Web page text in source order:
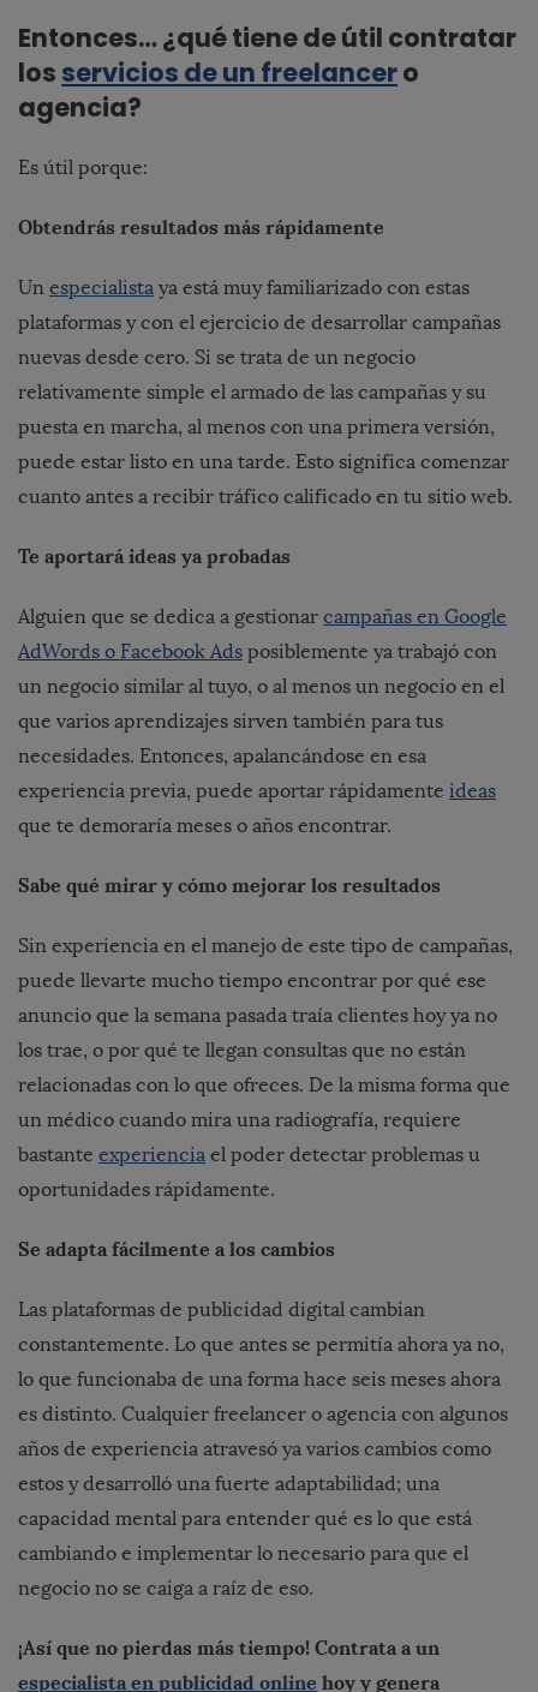
Entonces… ¿qué tiene de útil contratar
los servicios de un freelancero
agencia?
Es útil porque:
Obtendrás resultados más rápidamente
Un especialista ya está muy familiarizado con estas
plataformas y con el ejercicio de desarrollar campañas
nuevas desde cero. Si se trata de un negocio
relativamente simple el armado de las campañas y su
puesta en marcha, al menos con una primera versión,
puede estar listo en una tarde. Esto significa comenzar
cuanto antes a recibir tráfico calificado en tu sitio web.
Te aportará ideas ya probadas
Alguien que se dedica a gestionar campañas en Google
AdWords o Facebook Ads posiblemente ya trabajó con
un negocio similar al tuyo, o al menos un negocio en el
que varios aprendizajes sirven también para tus
necesidades. Entonces, apalancándose en esa
experiencia previa, puede aportar rápidamente ideas
que te demoraría meses o años encontrar.
Sabe qué mirar y cómo mejorar los resultados
Sin experiencia en el manejo de este tipo de campañas,
puede llevarte mucho tiempo encontrar por qué ese
anuncio que la semana pasada traía clientes hoy ya no
los trae, o por qué te llegan consultas que no están
relacionadas con lo que ofreces. De la misma forma que
un médico cuando mira una radiografía, requiere
bastante experiencia el poder detectar problemas u
oportunidades rápidamente.
Se adapta fácilmente a los cambios
Las plataformas de publicidad digital cambian
constantemente. Lo que antes se permitía ahora ya no,
lo que funcionaba de una forma hace seis meses ahora
es distinto. Cualquier freelancer o agencia con algunos
años de experiencia atravesó ya varios cambios como
estos y desarrolló una fuerte adaptabilidad; una
capacidad mental para entender qué es lo que está
cambiando e implementar lo necesario para que el
negocio no se caiga a raíz de eso.
¡Así que no pierdas más tiempo! Contrata a un
especialista en publicidad online hoy y genera